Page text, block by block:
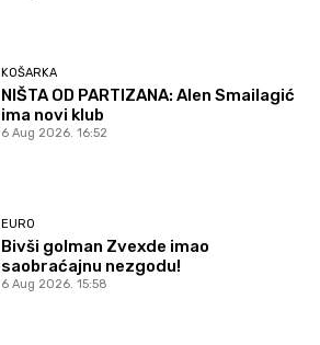
KOŠARKA
NIŠTA OD PARTIZANA: Alen Smailagić
ima novi klub
6 Aug 2026. 16:52
EURO
Bivši golman Zvexde imao
saobraćajnu nezgodu!
6 Aug 2026. 15:58